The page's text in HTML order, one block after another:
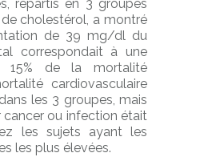
répartis en 3 groupes
cholestérol, a montré
de 39 mg/dl du
correspondait à une
15% de la mortalité
cardiovasculaire
les 3 groupes, mais
ou infection était
les sujets ayant les
les plus élevées.